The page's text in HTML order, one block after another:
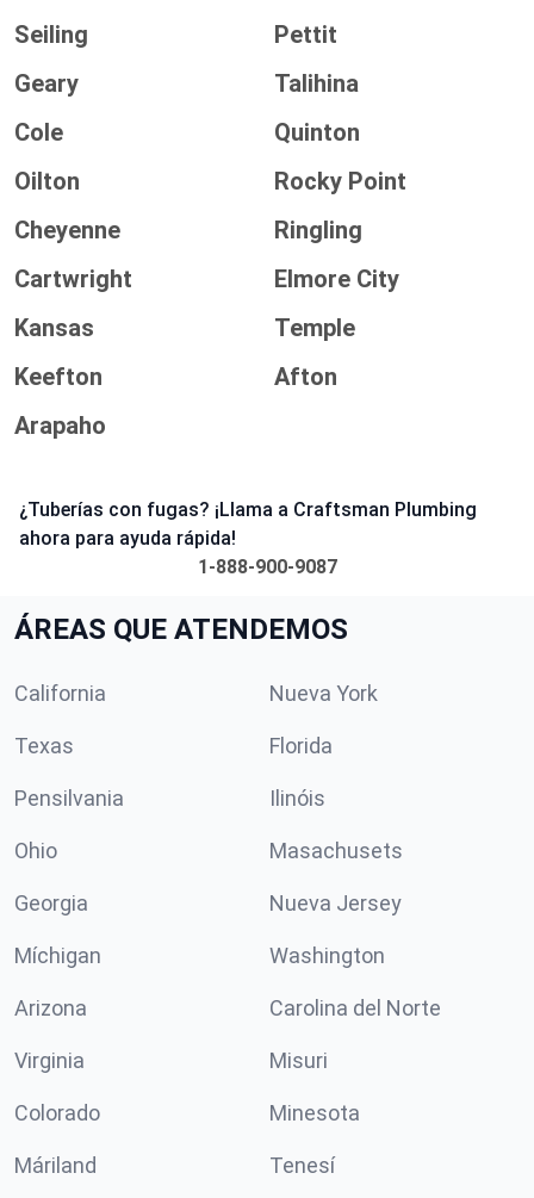
Seiling
Pettit
Geary
Talihina
Cole
Quinton
Oilton
Rocky Point
Cheyenne
Ringling
Cartwright
Elmore City
Kansas
Temple
Keefton
Afton
Arapaho
¿Tuberías con fugas? ¡Llama a Craftsman Plumbing
ahora para ayuda rápida!
1-888-900-9087
ÁREAS QUE ATENDEMOS
California Nueva York
Texas Florida
Pensilvania Ilinóis
Ohio Masachusets
Georgia Nueva Jersey
Míchigan Washington
Arizona Carolina del Norte
Virginia Misuri
Colorado Minesota
Máriland Tenesí